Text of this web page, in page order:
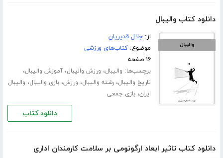
دانلود کتاب والیبال
از:جلال قدیریان
موضوع:کتاب‌های ورزشی
۱۶ صفحه
برچسب‌ها: والیبال، ورزش والیبال،آموزش والیبال،
تاریخ والیبال،رشته والیبال، ورزش،بازی والیبال، والیبال
ایران،بازی جمعی
دانلود کتاب
دانلود کتاب تاثیر ابعاد ارگونومی بر سلامت کارمندان اداری